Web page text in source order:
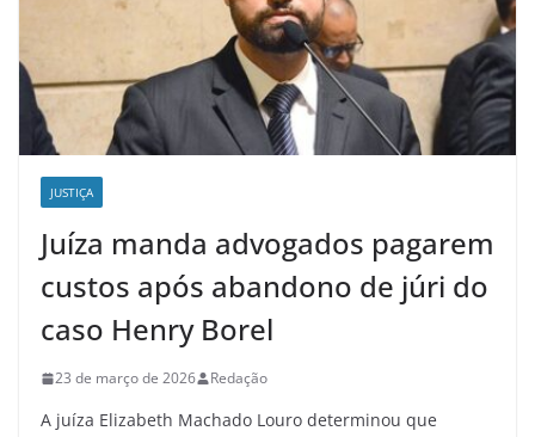
JUSTIÇA
Juíza manda advogados pagarem
custos após abandono de júri do
caso Henry Borel
23 de março de 2026 Redação
A juíza Elizabeth Machado Louro determinou que